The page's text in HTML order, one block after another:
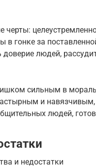
в гонке за
людей,
сильным в
и
людей,
и недостатки